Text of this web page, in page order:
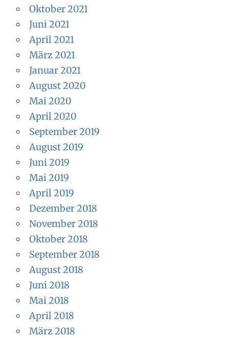
Oktober 2021
Juni 2021
April 2021
März 2021
Januar 2021
August 2020
Mai 2020
April 2020
September 2019
August 2019
Juni 2019
Mai 2019
April 2019
Dezember 2018
November 2018
Oktober 2018
September 2018
August 2018
Juni 2018
Mai 2018
April 2018
März 2018